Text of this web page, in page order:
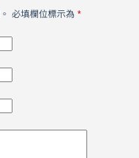
必填欄位標示為 *